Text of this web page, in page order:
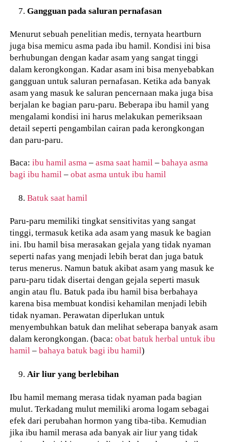
Gangguan pada saluran pernafasan
Menurut sebuah penelitian medis, ternyata heartburn
juga bisa memicu asma pada ibu hamil. Kondisi ini bisa
berhubungan dengan kadar asam yang sangat tinggi
dalam kerongkongan. Kadar asam ini bisa menyebabkan
gangguan untuk saluran pernafasan. Ketika ada banyak
asam yang masuk ke saluran pencernaan maka juga bisa
berjalan ke bagian paru-paru. Beberapa ibu hamil yang
mengalami kondisi ini harus melakukan pemeriksaan
detail seperti pengambilan cairan pada kerongkongan
dan paru-paru.
Baca:ibu hamil asma –asma saat hamil –bahaya asma
bagi ibu hamil –obat asma untuk ibu hamil
Batuk saat hamil
Paru-paru memiliki tingkat sensitivitas yang sangat
tinggi, termasuk ketika ada asam yang masuk ke bagian
ini. Ibu hamil bisa merasakan gejala yang tidak nyaman
seperti nafas yang menjadi lebih berat dan juga batuk
terus menerus. Namun batuk akibat asam yang masuk ke
paru-paru tidak disertai dengan gejala seperti masuk
angin atau flu. Batuk pada ibu hamil bisa berbahaya
karena bisa membuat kondisi kehamilan menjadi lebih
tidak nyaman. Perawatan diperlukan untuk
menyembuhkan batuk dan melihat seberapa banyak asam
dalam kerongkongan. (baca:obat batuk herbal untuk ibu
hamil –bahaya batuk bagi ibu hamil)
Air liur yang berlebihan
Ibu hamil memang merasa tidak nyaman pada bagian
mulut. Terkadang mulut memiliki aroma logam sebagai
efek dari perubahan hormon yang tiba-tiba. Kemudian
jika ibu hamil merasa ada banyak air liur yang tidak